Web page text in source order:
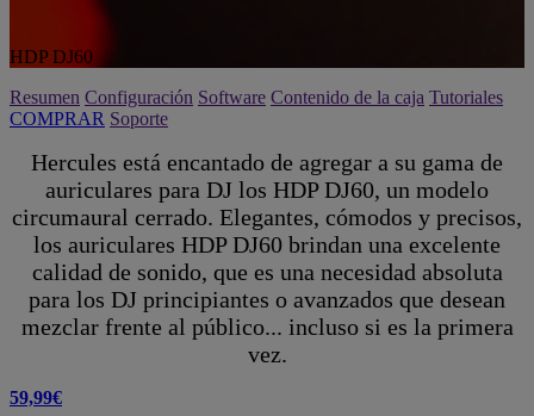
HDP DJ60
Resumen Configuración Software Contenido de la caja Tutoriales
COMPRAR Soporte
Hercules está encantado de agregar a su gama de
auriculares para DJ los HDP DJ60, un modelo
circumaural cerrado. Elegantes, cómodos y precisos,
los auriculares HDP DJ60 brindan una excelente
calidad de sonido, que es una necesidad absoluta
para los DJ principiantes o avanzados que desean
mezclar frente al público... incluso si es la primera
vez.
59,99€